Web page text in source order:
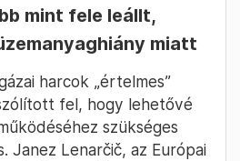
mint fele leállt,
miatt
harcok „értelmes”
fel, hogy lehetővé
szükséges
Janez Lenarčič, az Európai